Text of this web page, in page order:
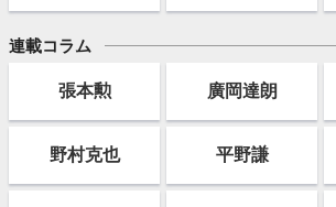
連載コラム
張本勲 廣岡達朗
野村克也 平野謙